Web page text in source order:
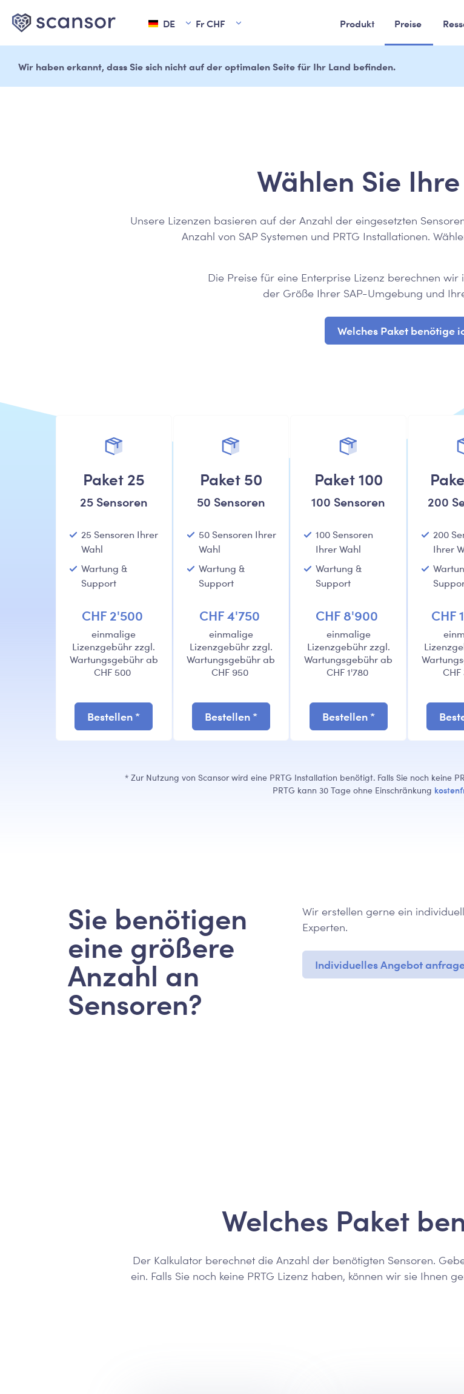
Zur Hauptnavigation springen
DE FrCHF Produkt Preise
Wir haben erkannt, dass Sie sich nicht auf der optimalen Seite für Ihr Land befinden.
Wählen Sie
Unsere Lizenzen basieren auf der Anzahl der eingesetzten
Anzahl von SAP Systemen und PRTG Installationen.
Die Preise für eine Enterprise Lizenz berechnen
der Größe Ihrer SAP-Umgebung und
Welches Paket benötige
Paket 25
25 Sensoren
25 Sensoren Ihrer
Wahl
Wartung &
Support
CHF 2'500
einmalige
Lizenzgebühr zzgl.
Wartungsgebühr ab
CHF 500
Bestellen *
Paket 50
50 Sensoren
50 Sensoren Ihrer
Wahl
Wartung &
Support
CHF 4'750
einmalige
Lizenzgebühr zzgl.
Wartungsgebühr ab
CHF 950
Bestellen *
Paket 100
100 Sensoren
100 Sensoren
Ihrer Wahl
Wartung &
Support
CHF 8'900
einmalige
Lizenzgebühr zzgl.
Wartungsgebühr ab
CHF 1'780
Bestellen *
200
200
Ihrer
CHF
CHF
* Zur Nutzung von Scansor wird eine PRTG Installation benötigt. Falls Sie noch keine
PRTG kann 30 Tage ohne Einschränkung
Sie benötigen
eine größere
Anzahl an
Sensoren?
Wir erstellen gerne ein
Experten.
Individuelles Angebot
Welches Paket
Der Kalkulator berechnet die Anzahl der benötigten Sensoren.
ein. Falls Sie noch keine PRTG Lizenz haben, können wir sie Ihnen